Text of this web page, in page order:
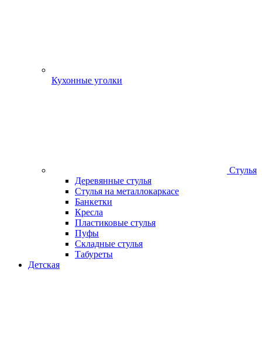
Кухонные уголки
Стулья
Деревянные стулья
Стулья на металлокаркасе
Банкетки
Кресла
Пластиковые стулья
Пуфы
Складные стулья
Табуреты
Детская